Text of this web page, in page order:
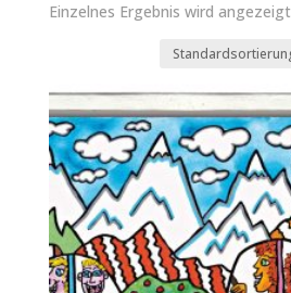
Einzelnes Ergebnis wird angezeigt